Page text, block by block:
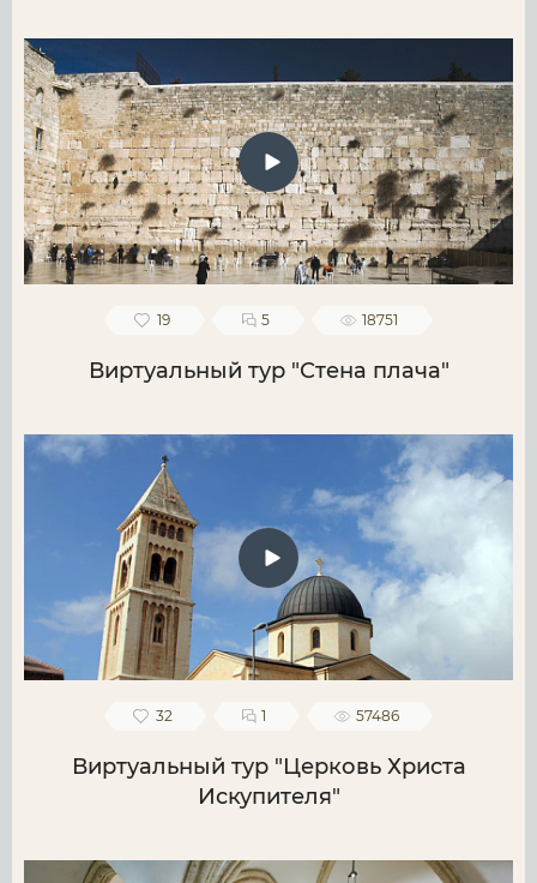
19 5 18751
Виртуальный тур "Стена плача"
32 1 57486
Виртуальный тур "Церковь Христа
Искупителя"